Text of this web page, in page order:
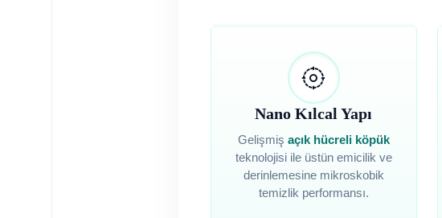
Nano Kılcal Yapı
Gelişmiş açık hücreli köpük
teknolojisi ile üstün emicilik ve
derinlemesine mikroskobik
temizlik performansı.